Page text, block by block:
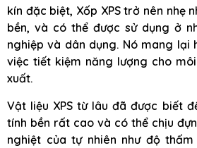
kín đặc biệt, Xốp XPS trở nên nhẹ
bền, và có thể được sử dụng ở
nghiệp và dân dụng. Nó mang
việc tiết kiệm năng lượng cho
xuất.
Vật liệu XPS từ lâu đã được biết
tính bền rất cao và có thể chịu
nghiệt của tự nhiên như độ